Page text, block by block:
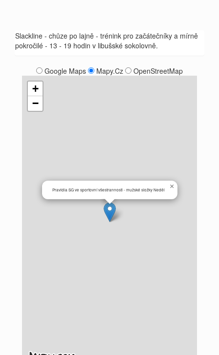
Slackline - chůze po lajně - trénink pro začátečníky a mírně
pokročilé - 13 - 19 hodin v libušské sokolovně.
Google Maps Mapy.Cz OpenStreetMap
Pravidla SG ve sportovní všestrannosti - mužské složky Neděl ×
+
−